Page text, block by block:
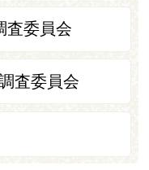
査委員会
査委員会